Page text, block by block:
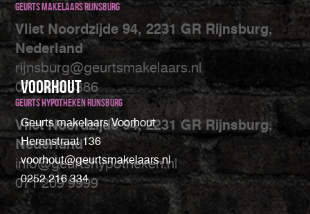
Geurts makelaars Rijnsburg
Vliet Noordzijde 94, 2231 GR Rijnsburg,
Nederland
rijnsburg@geurtsmakelaars.nl
071 402 3386
Geurts Hypotheken Rijnsburg
Vliet Noordzijde 94, 2231 GR Rijnsburg,
Nederland
info@geurtshypotheken.nl
071 209 9999
Voorhout
Geurts makelaars Voorhout
Herenstraat 136
voorhout@geurtsmakelaars.nl
0252 216 334